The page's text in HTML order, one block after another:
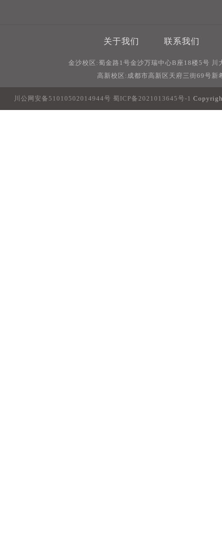
关于我们 联系我们
金沙校区:蜀金路1号金沙万瑞中心B座18楼5号
高新校区:成都市高新区天府三街69号
川公网安备51010502014944号 蜀ICP备2021013645号-1